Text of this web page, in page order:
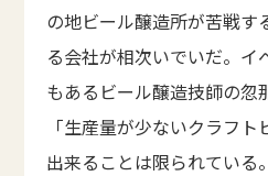
の地ビール醸造所が苦戦す
る会社が相次いでいだ。イ
もあるビール醸造技師の忽
「生産量が少ないクラフ
出来ることは限られている